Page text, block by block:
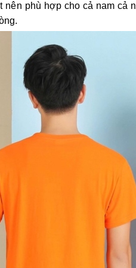
nên phù hợp cho cả nam